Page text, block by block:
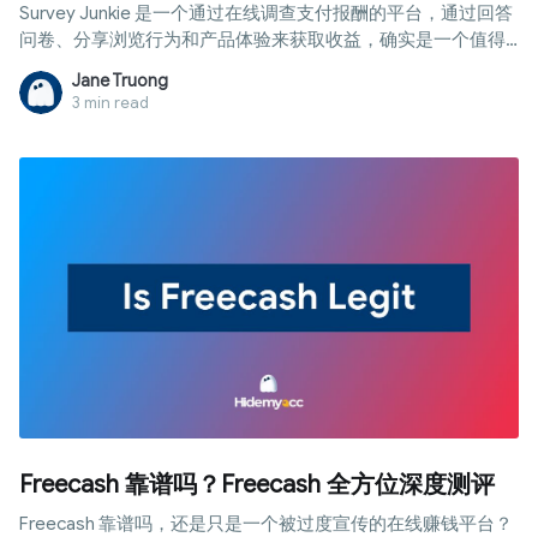
Survey Junkie 是一个通过在线调查支付报酬的平台，通过回答
问卷、分享浏览行为和产品体验来获取收益，确实是一个值得
考虑的选择。然而，该系统在调查筛选淘汰率、地区限制和提
现能力方面也存在争议。在这篇测评中，我们将带您从 A 到 Z
全面评估，包括系统运行方式、赚钱渠道、付款流程以及加入
Jane Truong
3 min read
Freecash 靠谱吗？Freecash 全方位深度测评
Freecash 靠谱吗，还是只是一个被过度宣传的在线赚钱平台？